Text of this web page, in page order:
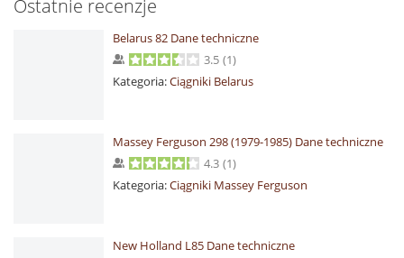
Ostatnie recenzje
Belarus 82 Dane techniczne
3.5 (1)
Kategoria:Ciągniki Belarus
Massey Ferguson 298 (1979-1985) Dane techniczne
4.3 (1)
Kategoria:Ciągniki Massey Ferguson
New Holland L85 Dane techniczne